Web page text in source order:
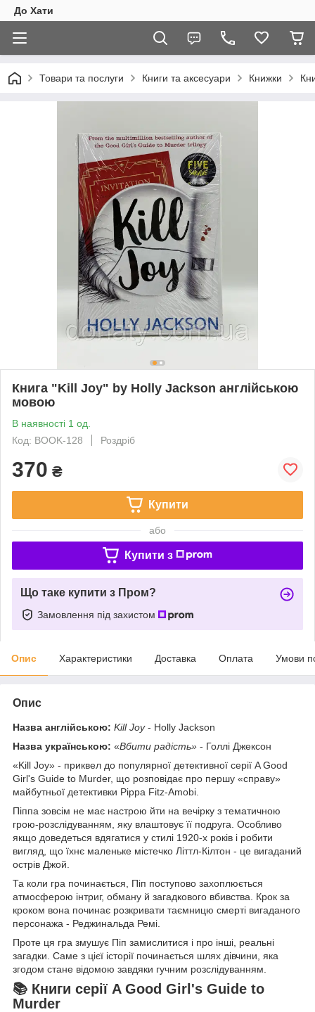
До Хати
Товари та послуги Книги та аксесуари Книжки
Книга "Kill Joy" by Holly Jackson англійською
мовою
В наявності 1 од.
Код: BOOK-128
Роздріб
370 ₴
Купити
або
Купити з
Що таке купити з Пром?
Замовлення під захистом
Опис Характеристики Доставка Оплата Умови
Опис
Назва англійською: Kill Joy- Holly Jackson
Назва українською: «Вбити радість» - Голлі Джексон
«Kill Joy» - приквел до популярної детективної серії A Good
Girl's Guide to Murder, що розповідає про першу «справу»
майбутньої детективки Pippa Fitz-Amobi.
Піппа зовсім не має настрою йти на вечірку з тематичною
грою-розслідуванням, яку влаштовує її подруга. Особливо
якщо доведеться вдягатися у стилі 1920-х років і робити
вигляд, що їхнє маленьке містечко Літтл-Кілтон - це вигаданий
острів Джой.
Та коли гра починається, Піп поступово захоплюється
атмосферою інтриг, обману й загадкового вбивства. Крок за
кроком вона починає розкривати таємницю смерті вигаданого
персонажа - Реджинальда Ремі.
Проте ця гра змушує Піп замислитися і про інші, реальні
загадки. Саме з цієї історії починається шлях дівчини, яка
згодом стане відомою завдяки гучним розслідуванням.
📚 Книги серії A Good Girl's Guide to
Murder